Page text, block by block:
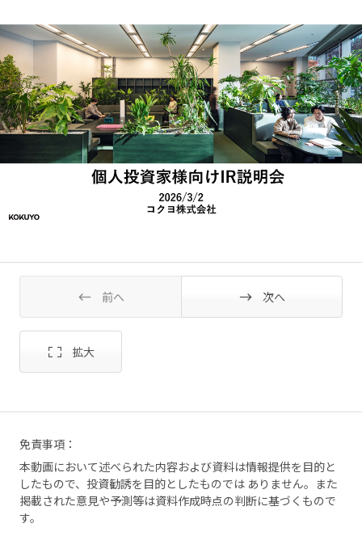
前へ 次へ
免責事項：
本動画において述べられた内容および資料は情報提供を目的と
したもので、投資勧誘を目的としたものでは ありません。また
掲載された意見や予測等は資料作成時点の判断に基づくもので
す。